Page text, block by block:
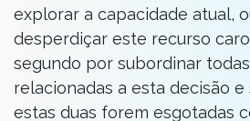
explorar a capacidade atual,
desperdiçar este recurso
segundo por subordinar
relacionadas a esta decisão
estas duas forem esgotadas